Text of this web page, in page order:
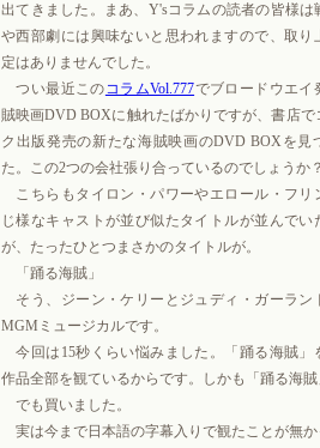
出てきました。まあ、Y'sコラムの読者の皆様は
や西部劇には興味ないと思われますので、取り
定はありませんでした。
つい最近このコラムVol.777でブロードウエイ
賊映画DVD BOXに触れたばかりですが、書店で
ク出版発売の新たな海賊映画のDVD BOXを見
た。この2つの会社張り合っているのでしょうか？
こちらもタイロン・パワーやエロール・フリ
じ様なキャストが並び似たタイトルが並んでい
が、たったひとつまさかのタイトルが。
「踊る海賊」
そう、ジーン・ケリーとジュディ・ガーラン
MGMミュージカルです。
今回は15秒くらい悩みました。「踊る海賊」
作品全部を観ているからです。しかも「踊る海
でも買いました。
実は今まで日本語の字幕入りで観たことが無か